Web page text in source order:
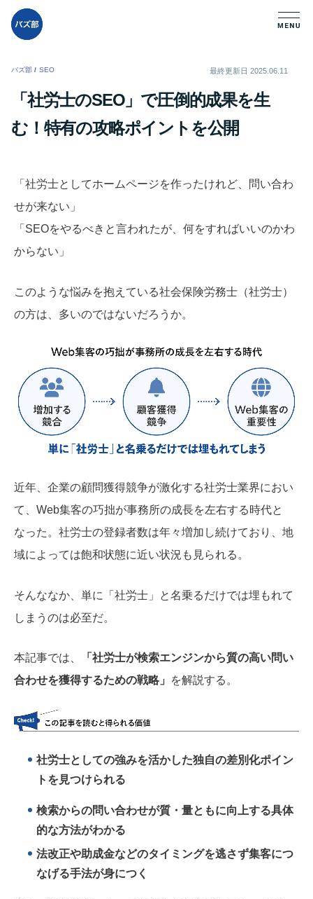
バズ部 / SEO 最終更新日 2025.06.11
「社労士のSEO」で圧倒的成果を生
む！特有の攻略ポイントを公開
「社労士としてホームページを作ったけれど、問い合わ
せが来ない」
「SEOをやるべきと言われたが、何をすればいいのかわ
からない」
このような悩みを抱えている社会保険労務士（社労士）
の方は、多いのではないだろうか。
近年、企業の顧問獲得競争が激化する社労士業界におい
て、Web集客の巧拙が事務所の成長を左右する時代と
なった。社労士の登録者数は年々増加し続けており、地
域によっては飽和状態に近い状況も見られる。
そんななか、単に「社労士」と名乗るだけでは埋もれて
しまうのは必至だ。
本記事では、
「社労士が検索エンジンから質の高い問い
合わせを獲得するための戦略」
を解説する。
社労士としての強みを活かした独自の差別化ポイン
トを見つけられる
検索からの問い合わせが質・量ともに向上する具体
的な方法がわかる
法改正や助成金などのタイミングを逃さず集客につ
なげる手法が身につく